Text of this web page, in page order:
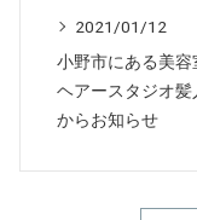
2021/01/12
小野市にある美容
ヘアースタジオ髪
からお知らせ